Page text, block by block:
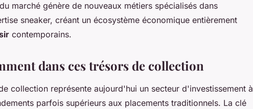
marché génère de nouveaux métiers spécialisés dans
sneaker, créant un écosystème économique entièrement
contemporains.
dans ces trésors de collection
collection représente aujourd'hui un secteur d'investissement à
parfois supérieurs aux placements traditionnels. La clé